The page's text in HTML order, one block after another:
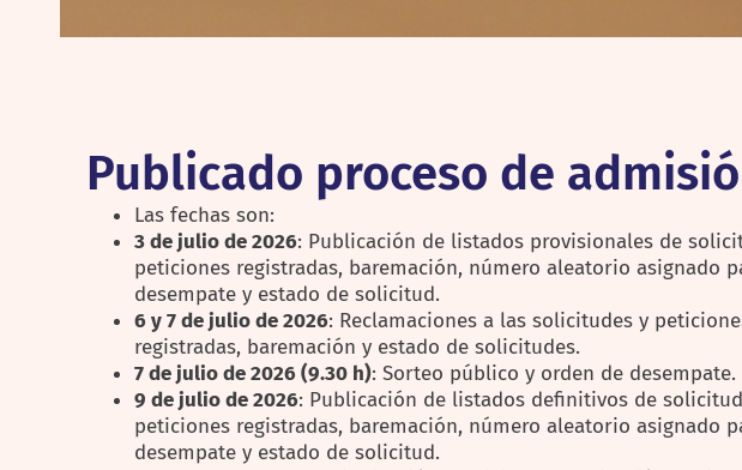
Publicado proceso de
Las fechas son:
3 de julio de 2026: Publicación de listados provisionales de
peticiones registradas, baremación, número aleatorio asignado
desempate y estado de solicitud.
6 y 7 de julio de 2026: Reclamaciones a las solicitudes y
registradas, baremación y estado de solicitudes.
7 de julio de 2026 (9.30 h): Sorteo público y orden de desempate.
9 de julio de 2026: Publicación de listados definitivos de
peticiones registradas, baremación, número aleatorio asignado
desempate y estado de solicitud.